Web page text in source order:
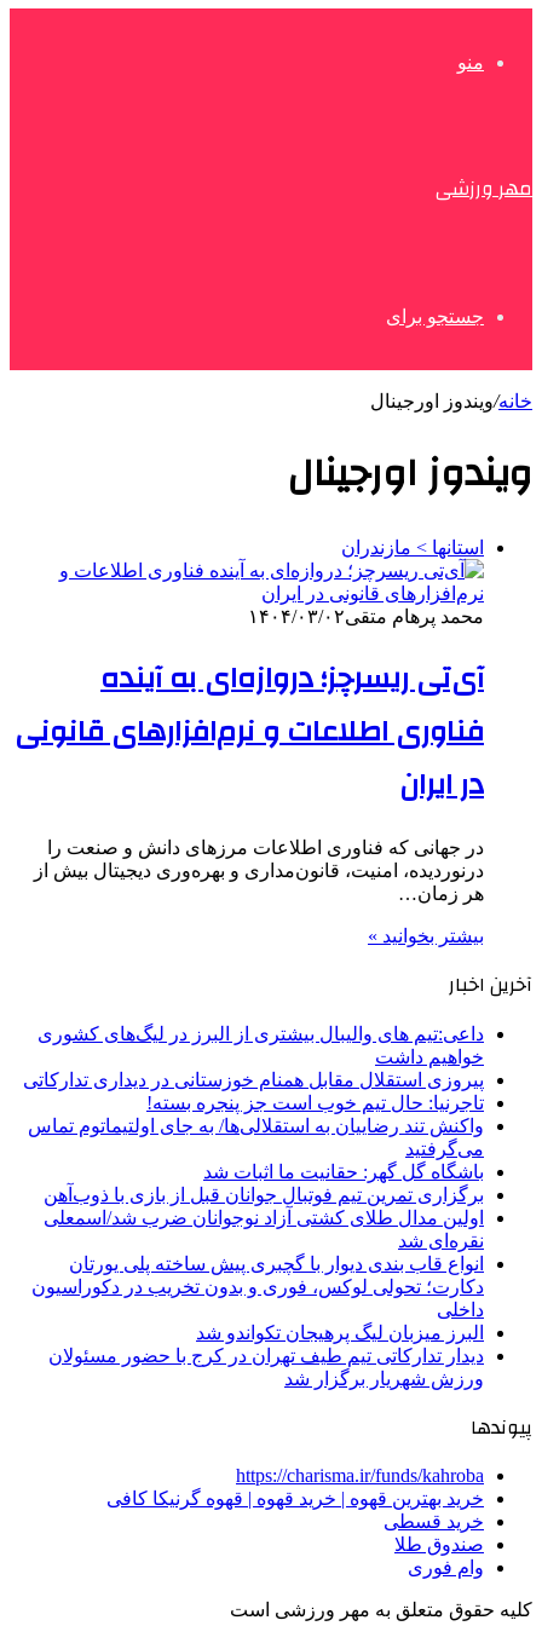
منو
مهر ورزشی
جستجو برای
خانه/ویندوز اورجینال
ویندوز اورجینال
استانها > مازندران
محمد پرهام متقی۱۴۰۴/۰۳/۰۲
آی‌تی ریسرچز؛ دروازه‌ای به آینده
فناوری اطلاعات و نرم‌افزارهای قانونی
در ایران
در جهانی که فناوری اطلاعات مرزهای دانش و صنعت را
درنوردیده، امنیت، قانون‌مداری و بهره‌وری دیجیتال بیش از
هر زمان…
بیشتر بخوانید »
آخرین اخبار
داعی:تیم های والیبال بیشتری از البرز در لیگ‌های کشوری
خواهیم داشت
پیروزی استقلال مقابل همنام خوزستانی در دیداری تدارکاتی
تاجرنیا: حال تیم خوب است جز پنجره بسته!
واکنش تند رضاییان به استقلالی‌ها/ به جای اولتیماتوم تماس
می‌گرفتید
باشگاه گل گهر: حقانیت ما اثبات شد
برگزاری تمرین تیم فوتبال جوانان قبل از بازی با ذوب‌آهن
اولین مدال طلای کشتی آزاد نوجوانان ضرب شد/اسمعلی
نقره‌ای شد
انواع قاب بندی دیوار با گچبری پیش ساخته پلی یورتان
دکارت؛ تحولی لوکس، فوری و بدون تخریب در دکوراسیون
داخلی
البرز میزبان لیگ پرهیجان تکواندو شد
دیدار تدارکاتی تیم طیف تهران در کرج با حضور مسئولان
ورزش شهریار برگزار شد
پیوندها
https://charisma.ir/funds/kahroba
خرید بهترین قهوه | خرید قهوه | قهوه گرنیکا کافی
خرید قسطی
صندوق طلا
وام فوری
کلیه حقوق متعلق به مهر ورزشی است